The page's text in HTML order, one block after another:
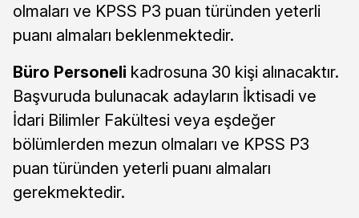
olmaları ve KPSS P3 puan türünden yeterli
puanı almaları beklenmektedir.
Büro Personeli kadrosuna 30 kişi alınacaktır.
Başvuruda bulunacak adayların İktisadi ve
İdari Bilimler Fakültesi veya eşdeğer
bölümlerden mezun olmaları ve KPSS P3
puan türünden yeterli puanı almaları
gerekmektedir.